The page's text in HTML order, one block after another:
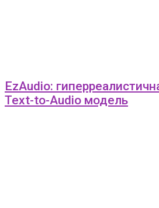
EzAudio:
Text-to-Audio модель